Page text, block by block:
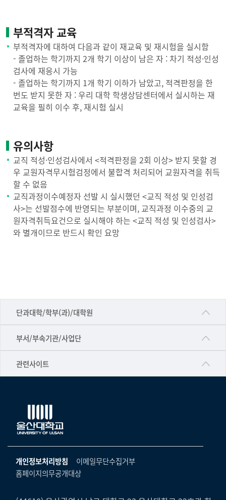
부적격자 교육
부적격자에 대하여 다음과 같이 재교육 및 재시험을 실시함
- 졸업하는 학기까지 2개 학기 이상이 남은 자 : 차기 적성·인성
검사에 재응시 가능
- 졸업하는 학기까지 1개 학기 이하가 남았고, 적격판정을 한
번도 받지 못한 자 : 우리 대학 학생상담센터에서 실시하는 재
교육을 필히 이수 후, 재시험 실시
유의사항
교직 적성·인성검사에서 <적격판정을 2회 이상> 받지 못할 경
우 교원자격무시험검정에서 불합격 처리되어 교원자격을 취득
할 수 없음
교직과정이수예정자 선발 시 실시했던 <교직 적성 및 인성검
사>는 선발점수에 반영되는 부분이며, 교직과정 이수중의 교
원자격취득요건으로 실시해야 하는 <교직 적성 및 인성검사>
와 별개이므로 반드시 확인 요망
단과대학/학부(과)/대학원
■인문대학
▷국어국문학부
▷일본어·일본학과
▷프랑스어·프랑스학과
▷스페인·중남미학과
▷철학·상담학과
■사회과학대학
부서/부속기관/사업단
공동기기센터
공학교육혁신센터
국제교류처
기초과학연구소
물리BK 미래혁신응집물질물리인재교육연구단
관련사이트
건강가정지원센터
교수협의회
노동조합
생명윤리위원회
온라인 기술거래 플랫폼
울산대신문
개인정보처리방침
이메일무단수집거부
홈페이지의무공개대상